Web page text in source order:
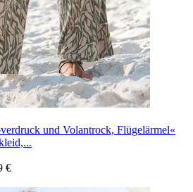
und Volantrock, Flügelärmel«
€